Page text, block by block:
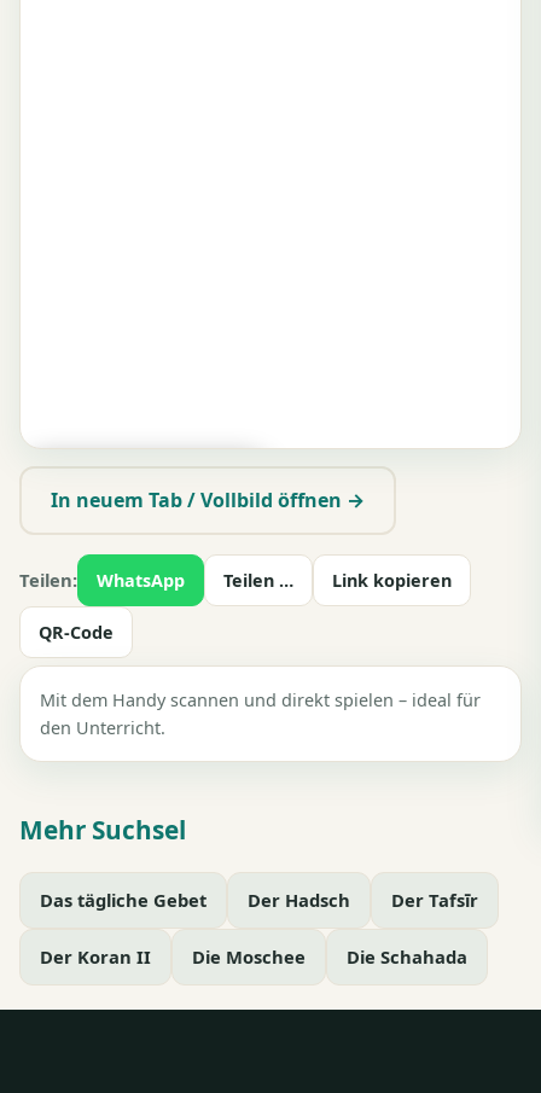
▶ Zum Spielen tippen
In neuem Tab / Vollbild öffnen →
Teilen: WhatsApp Teilen … Link kopieren
QR-Code
Mit dem Handy scannen und direkt spielen – ideal für
den Unterricht.
Mehr Suchsel
Das tägliche Gebet Der Hadsch Der Tafsīr
Der Koran II Die Moschee Die Schahada